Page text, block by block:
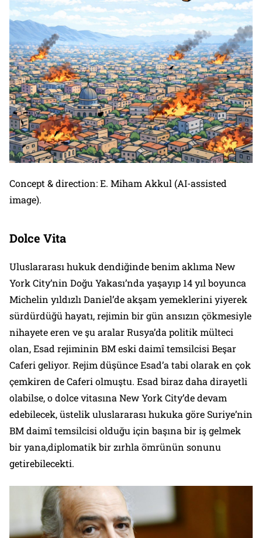
Concept & direction: E. Miham Akkul (AI-assisted
image).
Dolce Vita
Uluslararası hukuk dendiğinde benim aklıma New
York City’nin Doğu Yakası’nda yaşayıp 14 yıl boyunca
Michelin yıldızlı Daniel’de akşam yemeklerini yiyerek
sürdürdüğü hayatı, rejimin bir gün ansızın çökmesiyle
nihayete eren ve şu aralar Rusya’da politik mülteci
olan, Esad rejiminin BM eski daimî temsilcisi Beşar
Caferi geliyor. Rejim düşünce Esad’a tabi olarak en çok
çemkiren de Caferi olmuştu. Esad biraz daha dirayetli
olabilse, o dolce vitasına New York City’de devam
edebilecek, üstelik uluslararası hukuka göre Suriye’nin
BM daimî temsilcisi olduğu için başına bir iş gelmek
bir yana,diplomatik bir zırhla ömrünün sonunu
getirebilecekti.